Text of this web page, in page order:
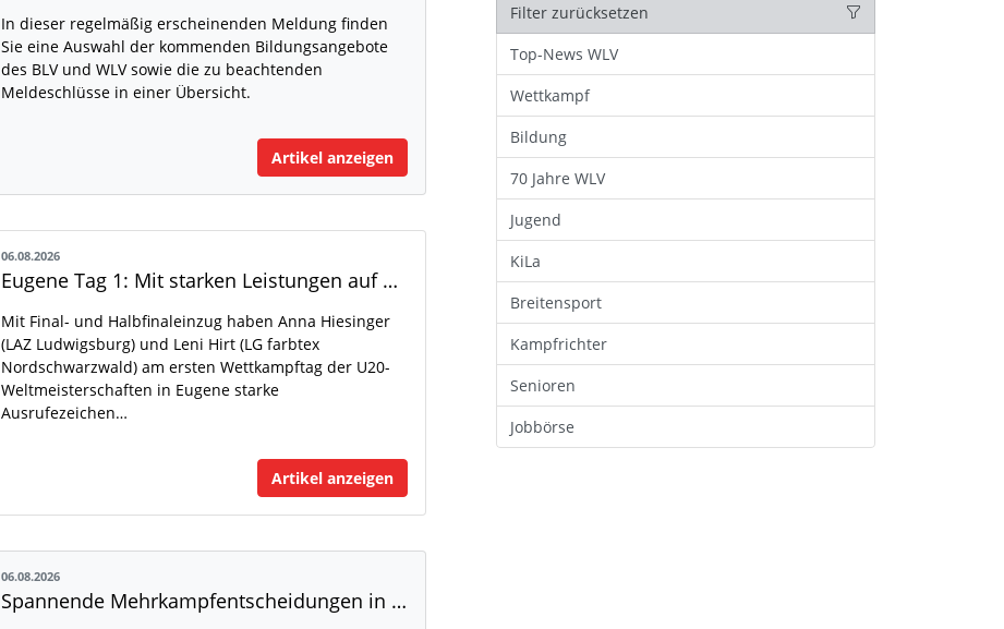
In dieser regelmäßig erscheinenden Meldung finden
Sie eine Auswahl der kommenden Bildungsangebote
des BLV und WLV sowie die zu beachtenden
Meldeschlüsse in einer Übersicht.
Artikel anzeigen
06.08.2026
Eugene Tag 1: Mit starken Leistungen auf der WM-Bühne
Mit Final- und Halbfinaleinzug haben Anna Hiesinger
(LAZ Ludwigsburg) und Leni Hirt (LG farbtex
Nordschwarzwald) am ersten Wettkampftag der U20-
Weltmeisterschaften in Eugene starke
Ausrufezeichen…
Artikel anzeigen
06.08.2026
Spannende Mehrkampfentscheidungen in Weingarten
Filter zurücksetzen
Top-News WLV
Wettkampf
Bildung
70 Jahre WLV
Jugend
KiLa
Breitensport
Kampfrichter
Senioren
Jobbörse